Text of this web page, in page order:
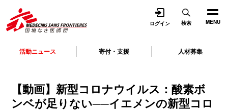
MENU
活動ニュース 寄付・支援 人材募集
ログイン 検索
【動画】新型コロナウイルス：酸素ボ
ンベが足りない──イエメンの新型コロ